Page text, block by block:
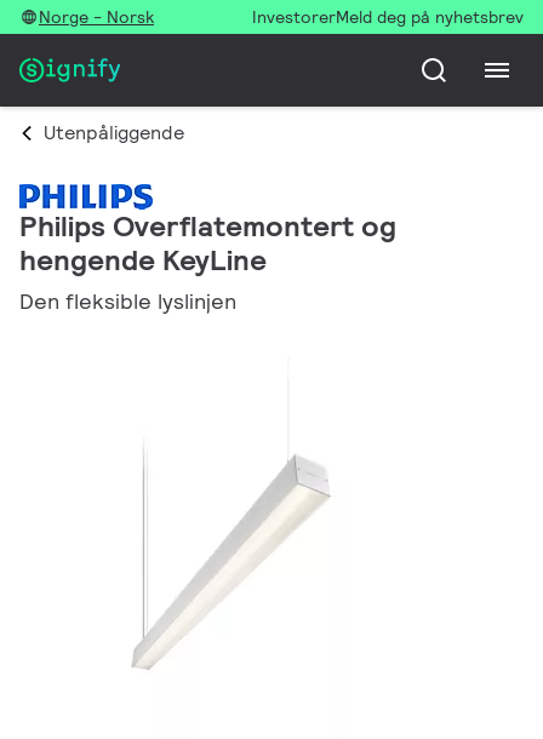
Norge - Norsk InvestorerMeld deg på nyhetsbrev
Utenpåliggende
Philips Overflatemontert og
hengende KeyLine
Den fleksible lyslinjen